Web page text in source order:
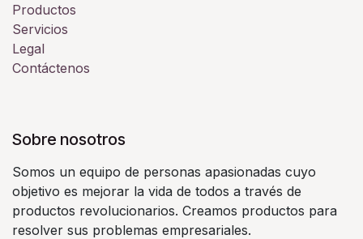
Productos
Servicios
Legal
Contáctenos
Sobre nosotros
Somos un equipo de personas apasionadas cuyo
objetivo es mejorar la vida de todos a través de
productos revolucionarios. Creamos productos para
resolver sus problemas empresariales.